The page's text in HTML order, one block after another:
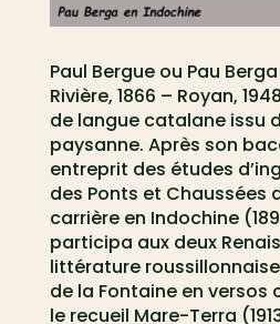
Paul Bergue ou Pau
Rivière, 1866 – Royan,
de langue catalane issu
paysanne. Après son
entreprit des études
des Ponts et Chaussées
carrière en Indochine
participa aux deux
littérature
de la Fontaine en versos
le recueil Mare-Terra